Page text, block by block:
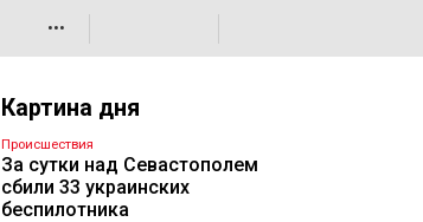
•••
Картина дня
Происшествия
За сутки над Севастополем
сбили 33 украинских
беспилотника